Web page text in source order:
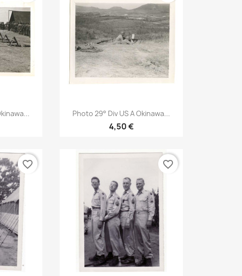
Aperçu rapide
Photo 29° Div US A Okinawa...
4,50 €
favorite_border favorite_border